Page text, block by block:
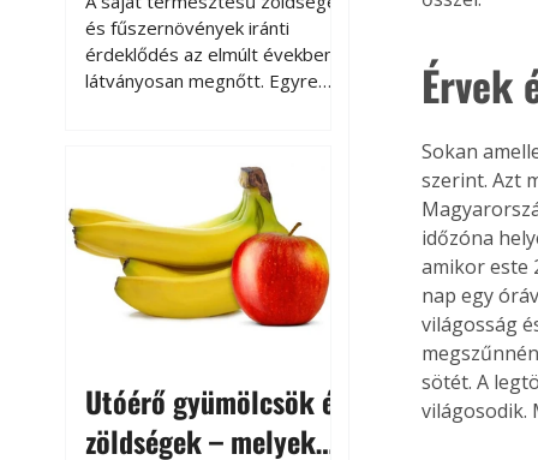
kertészkedés
és fűszernövények iránti
érdeklődés az elmúlt években
látványosan megnőtt. Egyre
kertészkedés sokak számára
kikapcsolódást és feltöltődést
is jelent.
Utóérő gyümölcsök és
zöldségek – melyek
Érvek
Sokan
szerint. Azt
időzóna
amikor este
nap egy
világosság
sötét. A
világosodik.